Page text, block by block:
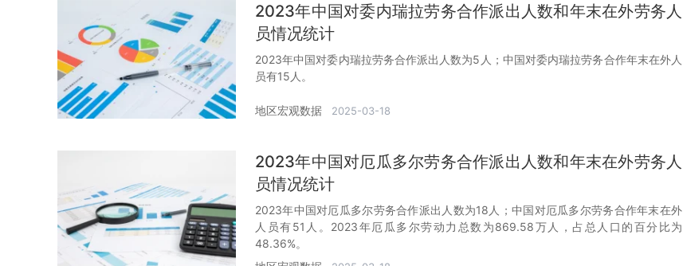
2023年中国对委内瑞拉劳务合作派出人数和年末在外劳务人
员情况统计
2023年中国对委内瑞拉劳务合作派出人数为5人；中国对委内瑞拉劳务合作年末在外人
员有15人。
地区宏观数据 2025-03-18
2023年中国对厄瓜多尔劳务合作派出人数和年末在外劳务人
员情况统计
2023年中国对厄瓜多尔劳务合作派出人数为18人；中国对厄瓜多尔劳务合作年末在外
人员有51人。2023年厄瓜多尔劳动力总数为869.58万人，占总人口的百分比为
48.36%。